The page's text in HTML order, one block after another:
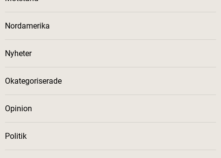
Nordamerika
Nyheter
Okategoriserade
Opinion
Politik